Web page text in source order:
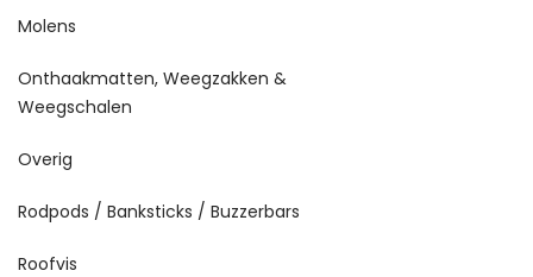
Molens
Onthaakmatten, Weegzakken &
Weegschalen
Overig
Rodpods / Banksticks / Buzzerbars
Roofvis